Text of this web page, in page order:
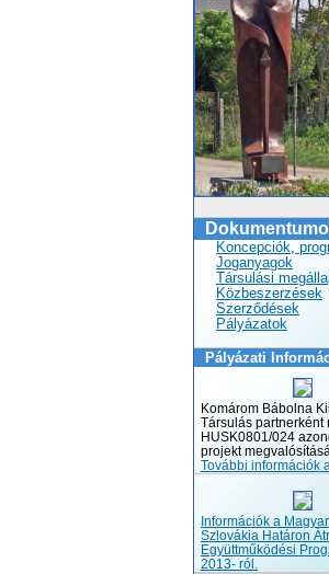
Koncepciók,
Joganyagok
Társulási
Közbeszerzések
Szerződések
Pályázatok
Pályázati
Komárom Bábolna
Társulás partnerként
HUSK0801/024
projekt
További információk
Információk a
Szlovákia Határon
Együttműködési
2013- ról.